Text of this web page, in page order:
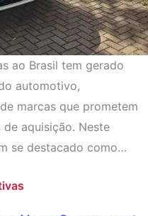
ao Brasil tem gerado
automotivo,
marcas que prometem
aquisição. Neste
se destacado como…